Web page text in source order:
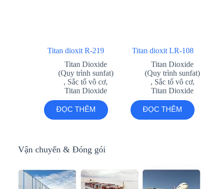
Titan dioxit R-219
Titan Dioxide
(Quy trình sunfat)
, Sắc tố vô cơ,
Titan Dioxide
ĐỌC THÊM
Titan dioxit LR-108
Titan Dioxide
(Quy trình sunfat)
, Sắc tố vô cơ,
Titan Dioxide
ĐỌC THÊM
Vận chuyển & Đóng gói